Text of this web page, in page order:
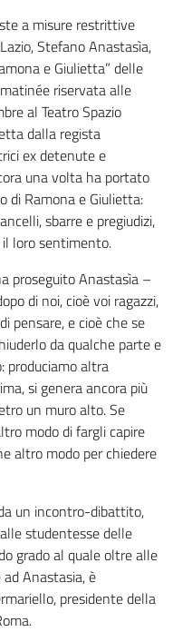
a misure restrittive
Stefano Anastasìa,
e Giulietta” delle
riservata alle
al Teatro Spazio
dalla regista
ex detenute e
una volta ha portato
di Ramona e Giulietta:
sbarre e pregiudizi,
loro sentimento.
proseguito Anastasìa –
di noi, cioè voi ragazzi,
pensare, e cioè che se
da qualche parte e
produciamo altra
si genera ancora più
un muro alto. Se
modo di fargli capire
altro modo per chiedere
un incontro-dibattito,
studentesse delle
grado al quale oltre alle
Anastasia, è
presidente della